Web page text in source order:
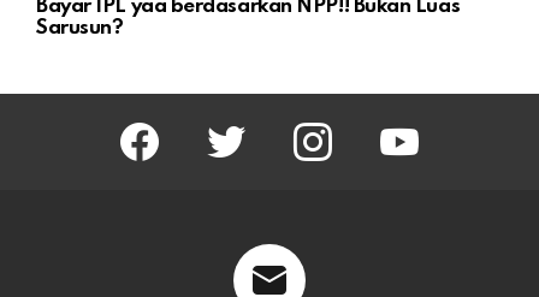
Bayar IPL yaa berdasarkan NPP!! Bukan Luas
Sarusun?
facebook twitter instagram youtube